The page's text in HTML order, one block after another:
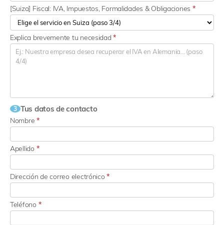
[Suiza] Fiscal: IVA, Impuestos, Formalidades & Obligaciones *
Explica brevemente tu necesidad*
3 Tus datos de contacto
Nombre*
Apellido *
Dirección de correo electrónico*
Teléfono *